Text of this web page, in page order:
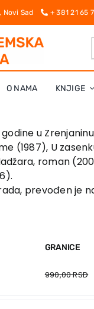
Novi Sad + 381 21
O NAMA KNJIGE
godine u
(1987), U
roman
prevođen je
GRANICE
990,00RSD